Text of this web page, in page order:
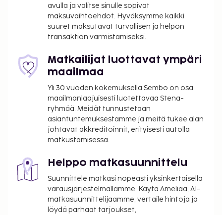
avulla ja valitse sinulle sopivat
maksuvaihtoehdot. Hyväksymme kaikki
suuret maksutavat turvallisen ja helpon
transaktion varmistamiseksi.
Matkailijat luottavat ympäri
maailmaa
Yli 30 vuoden kokemuksella Sembo on osa
maailmanlaajuisesti luotettavaa Stena-
ryhmää. Meidät tunnustetaan
asiantuntemuksestamme ja meitä tukee alan
johtavat akkreditoinnit, erityisesti autolla
matkustamisessa.
Helppo matkasuunnittelu
Suunnittele matkasi nopeasti yksinkertaisella
varausjärjestelmällämme. Käytä Ameliaa, AI-
matkasuunnittelijaamme, vertaile hintoja ja
löydä parhaat tarjoukset,